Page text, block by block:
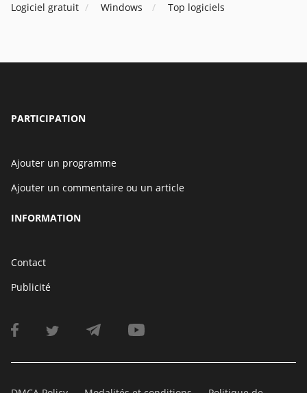
Logiciel gratuit Windows Top logiciels
PARTICIPATION
Ajouter un programme
Ajouter un commentaire ou un article
INFORMATION
Contact
Publicité